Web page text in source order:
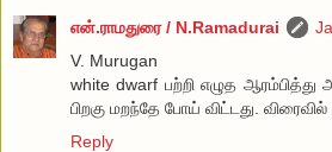
என்.ராமதுரை / N.Ramadurai
V. Murugan
white dwarf பற்றி எழுத ஆரம்பித்து
பிறகு மறந்தே போய் விட்டது. விரைவில்
Reply